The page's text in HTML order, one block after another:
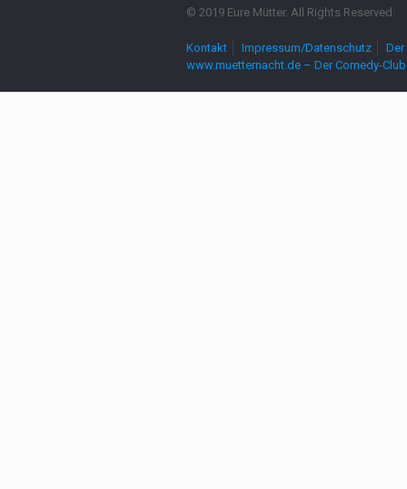
© 2019 Eure Mütter. All Rights Reserved.
Kontakt Impressum/Datenschutz
www.muetternacht.de – Der Comedy-Club